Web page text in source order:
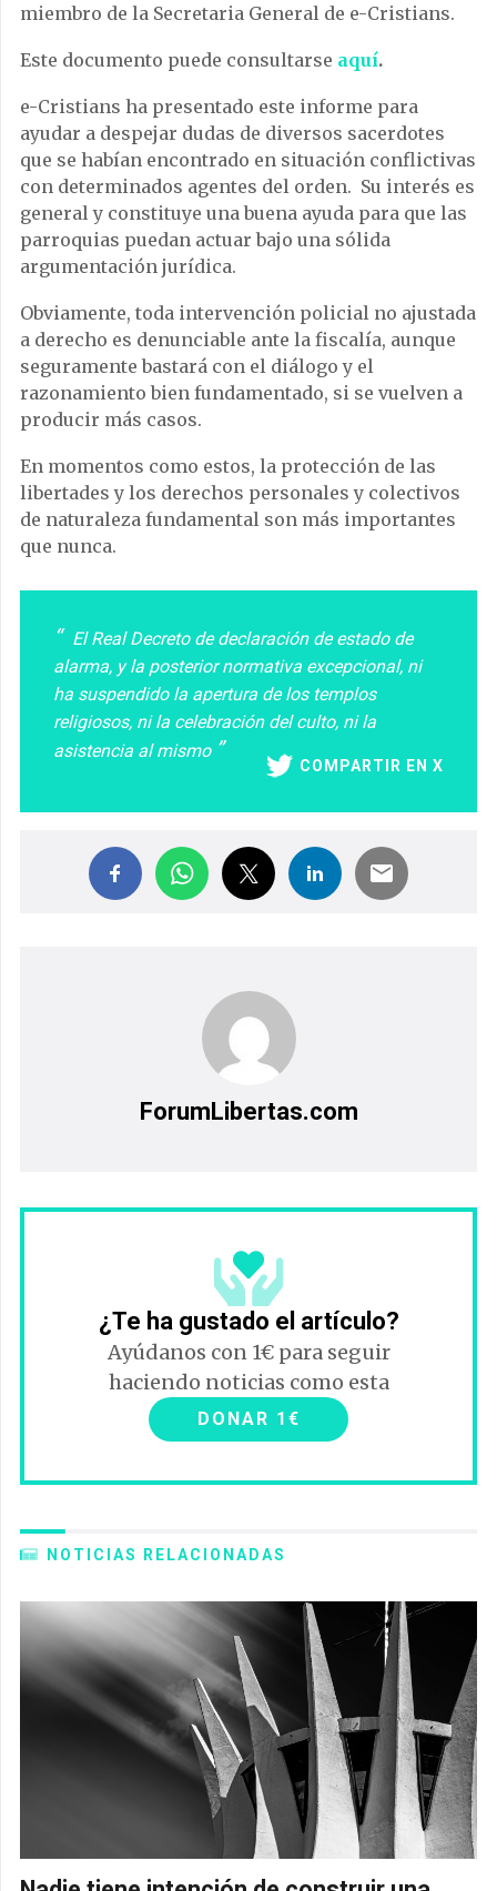
miembro de la Secretaria General de e-Cristians.
Este documento puede consultarse aquí.
e-Cristians ha presentado este informe para
ayudar a despejar dudas de diversos sacerdotes
que se habían encontrado en situación conflictivas
con determinados agentes del orden. Su interés es
general y constituye una buena ayuda para que las
parroquias puedan actuar bajo una sólida
argumentación jurídica.
Obviamente, toda intervención policial no ajustada
a derecho es denunciable ante la fiscalía, aunque
seguramente bastará con el diálogo y el
razonamiento bien fundamentado, si se vuelven a
producir más casos.
En momentos como estos, la protección de las
libertades y los derechos personales y colectivos
de naturaleza fundamental son más importantes
que nunca.
El Real Decreto de declaración de estado de
alarma, y la posterior normativa excepcional, ni
ha suspendido la apertura de los templos
religiosos, ni la celebración del culto, ni la
asistencia al mismo
COMPARTIR EN X
ForumLibertas.com
¿Te ha gustado el artículo?
Ayúdanos con 1€ para seguir
haciendo noticias como esta
DONAR 1€
NOTICIAS RELACIONADAS